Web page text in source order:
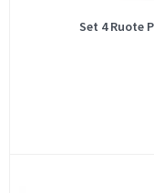
Set 4 Ruote